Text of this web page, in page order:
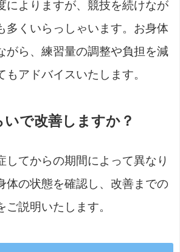
によりますが、競技を続けなが
多くいらっしゃいます。お身体
がら、練習量の調整や負担を減
もアドバイスいたします。
いで改善しますか？
してからの期間によって異なり
体の状態を確認し、改善までの
ご説明いたします。